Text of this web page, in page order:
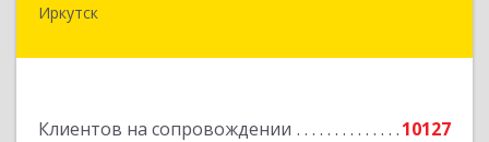
Иркутск
Клиентов на сопровождении
10127
664007, Иркутская обл, Иркутск г, Ямская ул,